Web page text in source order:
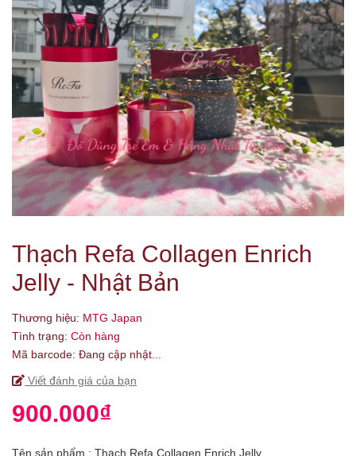
Thạch Refa Collagen Enrich
Jelly - Nhật Bản
Thương hiệu: MTG Japan
Tình trạng: Còn hàng
Mã barcode: Đang cập nhật...
Viết đánh giá của bạn
900.000₫
Tên sản phẩm : Thạch Refa Collagen Enrich Jelly